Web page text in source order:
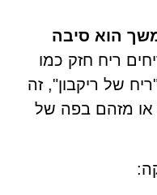
הוא סיבה
ריח חזק כמו
של ריקבון", זה
או מזהם בפה של